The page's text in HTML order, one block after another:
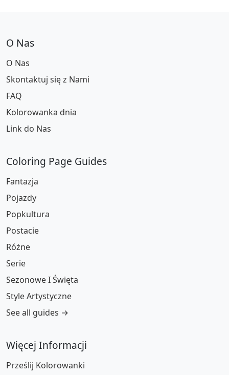
O Nas
O Nas
Skontaktuj się z Nami
FAQ
Kolorowanka dnia
Link do Nas
Coloring Page Guides
Fantazja
Pojazdy
Popkultura
Postacie
Różne
Serie
Sezonowe I Święta
Style Artystyczne
See all guides →
Więcej Informacji
Prześlij Kolorowanki